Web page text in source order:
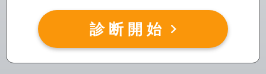
診断開始